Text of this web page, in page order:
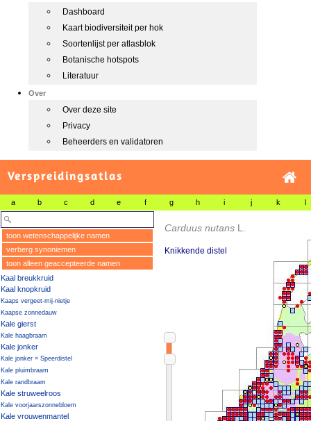
Dashboard
Kaart biodiversiteit per hok
Soortenlijst per atlasblok
Botanische hotspots
Literatuur
Over
Over deze site
Privacy
Beheerders en validatoren
Verspreidingsatlas
a b c d e f g h i j k l
toon wetenschappelijke namen
verberg synoniemen
toon alleen geaccepteerde namen
Kaal breukkruid
Kaal knopkruid
Kaaps vergeet-mij-nietje
Kaapse zonnedauw
Kale gierst
Kale haagbraam
Kale jonker
Kale jonker × Speerdistel
Kale pluimbraam
Kale randbraam
Kale struweelroos
Kale voorjaarszonnebloem
Kale vrouwenmantel
Carduus nutans L.
Knikkende distel